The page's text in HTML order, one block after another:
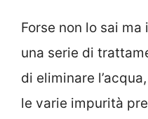
Forse non lo sai
una serie di
di eliminare l’acqua,
le varie impurità